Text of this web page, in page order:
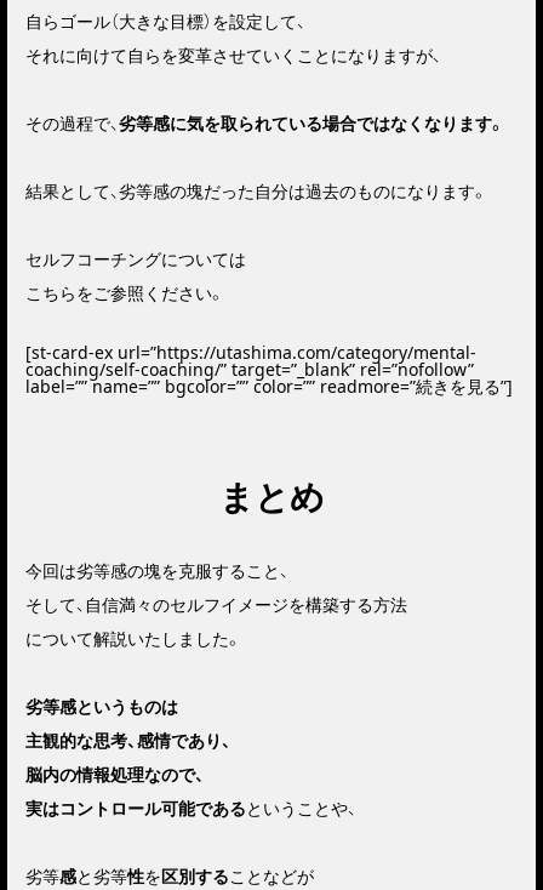
自らゴール（大きな目標）を設定して、
それに向けて自らを変革させていくことになりますが、
その過程で、劣等感に気を取られている場合ではなくなります。
結果として、劣等感の塊だった自分は過去のものになります。
セルフコーチングについては
こちらをご参照ください。
[st-card-ex url=”https://utashima.com/category/mental-
coaching/self-coaching/” target=”_blank” rel=”nofollow”
label=”” name=”” bgcolor=”” color=”” readmore=”続きを見る”]
まとめ
今回は劣等感の塊を克服すること、
そして、自信満々のセルフイメージを構築する方法
について解説いたしました。
劣等感というものは
主観的な思考、感情であり、
脳内の情報処理なので、
実はコントロール可能であるということや、
劣等感と劣等性を区別することなどが